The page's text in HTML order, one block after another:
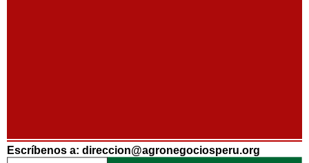
Escríbenos a: direccion@agronegociosperu.org